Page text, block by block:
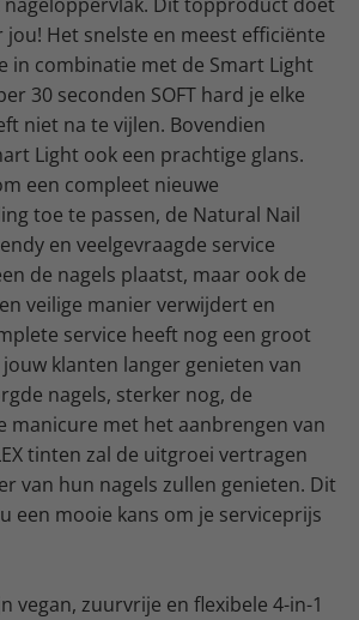
Het snelste en meest efficiënte
in combinatie met de Smart Light
30 seconden SOFT hard je elke
niet na te vijlen. Bovendien
Light ook een prachtige glans.
een compleet nieuwe
toe te passen, de Natural Nail
en veelgevraagde service
de nagels plaatst, maar ook de
veilige manier verwijdert en
service heeft nog een groot
klanten langer genieten van
nagels, sterker nog, de
manicure met het aanbrengen van
tinten zal de uitgroei vertragen
van hun nagels zullen genieten. Dit
een mooie kans om je serviceprijs
vegan, zuurvrije en flexibele 4-in-1